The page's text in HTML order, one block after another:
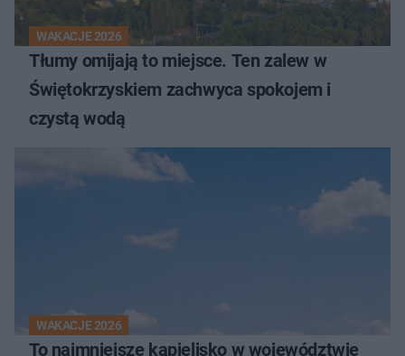
WAKACJE 2026
Tłumy omijają to miejsce. Ten zalew w
Świętokrzyskiem zachwyca spokojem i
czystą wodą
WAKACJE 2026
To najmniejsze kąpielisko w województwie